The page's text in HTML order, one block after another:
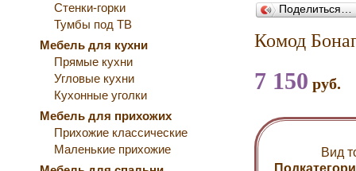
Стенки-горки
Тумбы под ТВ
Мебель для кухни
Прямые кухни
Угловые кухни
Кухонные уголки
Мебель для прихожих
Прихожие классические
Маленькие прихожие
Поделиться…
Комод
7 150 руб.
Вид